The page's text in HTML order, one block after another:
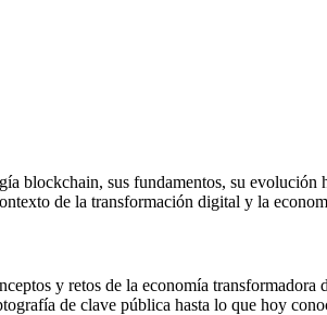
blockchain, sus fundamentos, su
de la transformación digital y la
y retos de la economía transformadora
de clave pública hasta lo que hoy